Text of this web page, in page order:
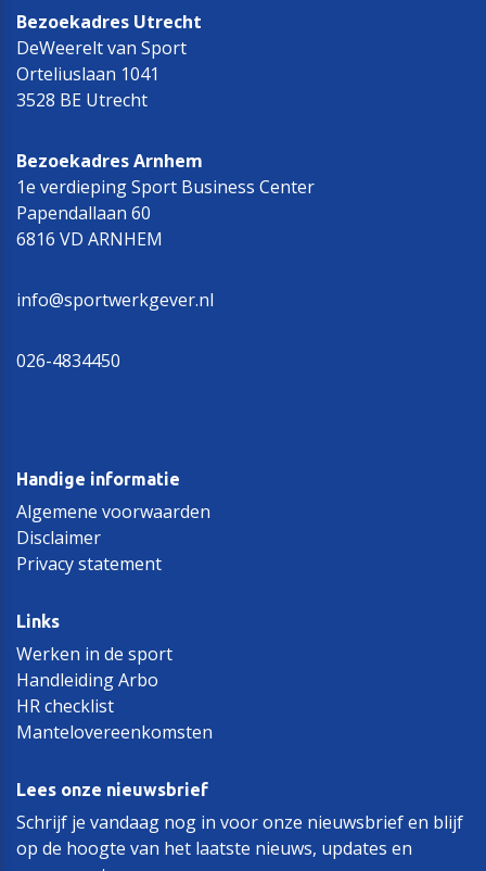
Bezoekadres Utrecht
DeWeerelt van Sport
Orteliuslaan 1041
3528 BE Utrecht
Bezoekadres Arnhem
1e verdieping Sport Business Center
Papendallaan 60
6816 VD ARNHEM
info@sportwerkgever.nl
026-4834450
Handige informatie
Algemene voorwaarden
Disclaimer
Privacy statement
Links
Werken in de sport
Handleiding Arbo
HR checklist
Mantelovereenkomsten
Lees onze nieuwsbrief
Schrijf je vandaag nog in voor onze nieuwsbrief en blijf
op de hoogte van het laatste nieuws, updates en